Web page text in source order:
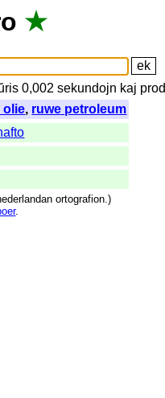
★
0,002sekundojn kaj
olie, ruwe petroleum
ortografion.)
.